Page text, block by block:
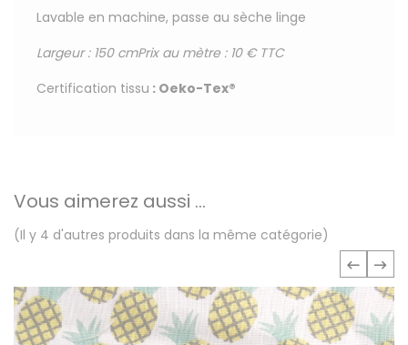
Lavable en machine, passe au sèche linge
Largeur : 150 cmPrix au mètre : 10 € TTC
Certification tissu : Oeko-Tex®
Vous aimerez aussi ...
(Il y 4 d'autres produits dans la même catégorie)
‹ ›